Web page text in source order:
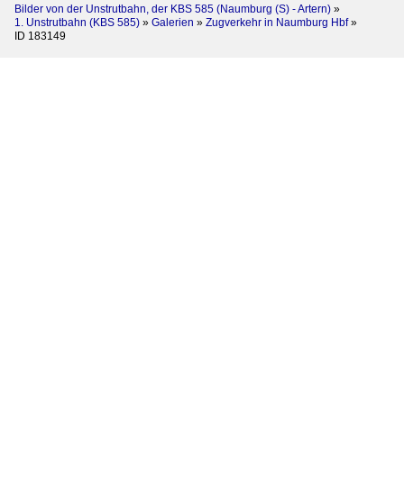
Bilder von der Unstrutbahn, der KBS 585 (Naumburg (S) - Artern) »
1. Unstrutbahn (KBS 585) » Galerien » Zugverkehr in Naumburg Hbf»
ID 183149